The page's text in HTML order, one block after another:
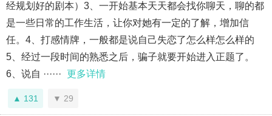
经规划好的剧本）3、一开始基本天天都会找你聊天，聊的都
是一些日常的工作生活，让你对她有一定的了解，增加信
任。4、打感情牌，一般都是说自己失恋了怎么样怎么样的
5、经过一段时间的熟悉之后，骗子就要开始进入正题了。
6、说自 ······ 更多详情
131 29